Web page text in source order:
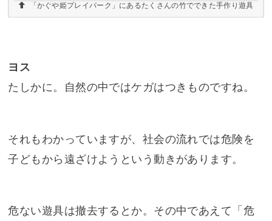
「かぐや姫プレイパーク」にあるたくさんの竹でできた手作り遊具
ヨス
たしかに。自然の中ではケガはつきものですね。
それもわかっていますが、社会の流れでは危険を
子どもから遠ざけようという動きがあります。
危ない遊具は撤去するとか。その中であえて「危